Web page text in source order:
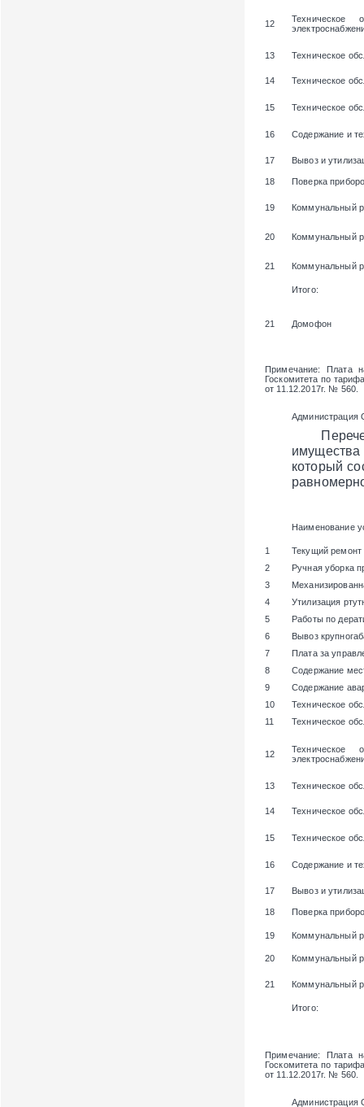
12
Техническое
13 Техническое
14 Техническое
15 Техническое
16 Содержание и
17 Вывоз и
18 Поверка
19 Коммунальный
20 Коммунальный
21 Коммунальный
Итого:
21 Домофон
Примечание: Плата
Госкомитета по
от 11.12.2017г. № 560.
Администрация
имущества
который
Наименование
1
Текущий ремонт
2
Ручная уборка
3
4
Утилизация
5
Работы по
6
Вывоз
7
Плата за
8
Содержание
9
Содержание
10
Техническое
11
Техническое
12
Техническое
13 Техническое
14 Техническое
15 Техническое
16 Содержание и
17 Вывоз и
18 Поверка
19 Коммунальный
20 Коммунальный
21 Коммунальный
Итого:
Примечание: Плата
Госкомитета по
от 11.12.2017г. № 560.
Администрация